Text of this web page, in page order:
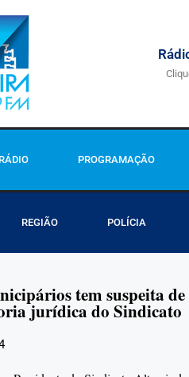
PROGRAMAÇÃO
REGIÃO POLÍCIA
tem suspeita
jurídica do Sindicato